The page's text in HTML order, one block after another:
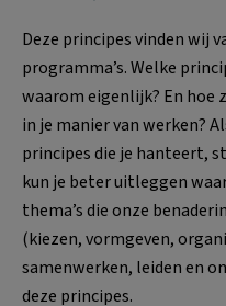
Deze principes vinden wij
programma’s. Welke
waarom eigenlijk? En hoe
in je manier van werken?
principes die je hanteert,
kun je beter uitleggen
thema’s die onze
(kiezen, vormgeven,
samenwerken, leiden en
deze principes.